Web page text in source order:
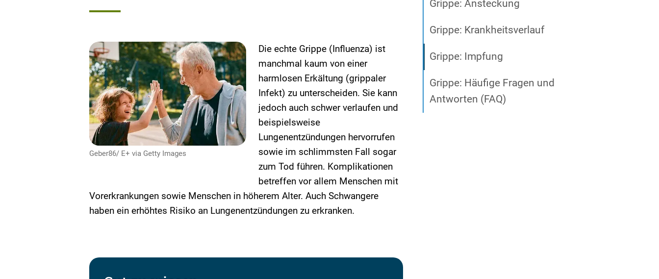
Geber86/ E+ via Getty Images
Die echte Grippe (Influenza) ist
manchmal kaum von einer
harmlosen Erkältung (grippaler
Infekt) zu unterscheiden. Sie kann
jedoch auch schwer verlaufen und
beispielsweise
Lungenentzündungen hervorrufen
sowie im schlimmsten Fall sogar
zum Tod führen. Komplikationen
betreffen vor allem Menschen mit
Vorerkrankungen sowie Menschen in höherem Alter. Auch Schwangere
haben ein erhöhtes Risiko an Lungenentzündungen zu erkranken.
Grippe: Ansteckung
Grippe: Krankheitsverlauf
Grippe: Impfung
Grippe: Häufige Fragen und
Antworten (FAQ)